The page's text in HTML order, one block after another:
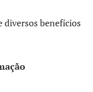
diversos benefícios